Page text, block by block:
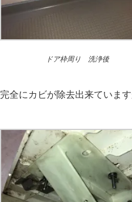
ドア枠周り 洗浄後
完全にカビが除去出来ていま